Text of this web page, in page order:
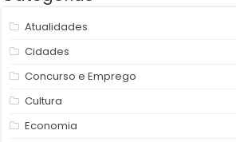
Atualidades
Cidades
Concurso e Emprego
Cultura
Economia